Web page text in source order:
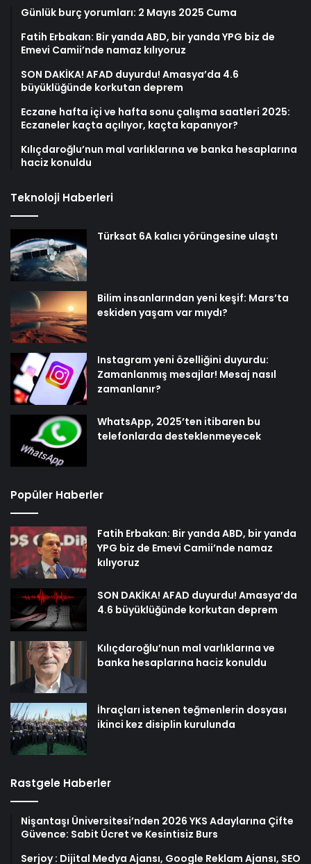
Günlük burç yorumları: 2 Mayıs 2025 Cuma
Fatih Erbakan: Bir yanda ABD, bir yanda YPG biz de
Emevi Camii’nde namaz kılıyoruz
SON DAKİKA! AFAD duyurdu! Amasya’da 4.6
büyüklüğünde korkutan deprem
Eczane hafta içi ve hafta sonu çalışma saatleri 2025:
Eczaneler kaçta açılıyor, kaçta kapanıyor?
Kılıçdaroğlu’nun mal varlıklarına ve banka hesaplarına
haciz konuldu
Teknoloji Haberleri
Türksat 6A kalıcı yörüngesine ulaştı
Bilim insanlarından yeni keşif: Mars’ta
eskiden yaşam var mıydı?
Instagram yeni özelliğini duyurdu:
Zamanlanmış mesajlar! Mesaj nasıl
zamanlanır?
WhatsApp, 2025’ten itibaren bu
telefonlarda desteklenmeyecek
Popüler Haberler
Fatih Erbakan: Bir yanda ABD, bir yanda
YPG biz de Emevi Camii’nde namaz
kılıyoruz
SON DAKİKA! AFAD duyurdu! Amasya’da
4.6 büyüklüğünde korkutan deprem
Kılıçdaroğlu’nun mal varlıklarına ve
banka hesaplarına haciz konuldu
İhraçları istenen teğmenlerin dosyası
ikinci kez disiplin kurulunda
Rastgele Haberler
Nişantaşı Üniversitesi’nden 2026 YKS Adaylarına Çifte
Güvence: Sabit Ücret ve Kesintisiz Burs
Serjoy : Dijital Medya Ajansı, Google Reklam Ajansı, SEO